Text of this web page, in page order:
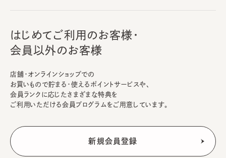
はじめてご利用のお客様・
会員以外のお客様
店舗・オンラインショップでの
お買いもので貯まる・使えるポイントサービスや、
会員ランクに応じたさまざまな特典を
ご利用いただける会員プログラムをご用意しています。